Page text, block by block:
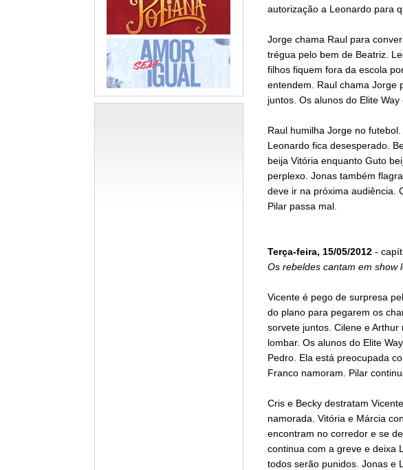
autorização a Leonardo para
Jorge chama Raul para
trégua pelo bem de Beatriz.
filhos fiquem fora da escola
entendem. Raul chama Jorge
juntos. Os alunos do Elite
Raul humilha Jorge no
Leonardo fica desesperado.
beija Vitória enquanto Guto
perplexo. Jonas também
deve ir na próxima audiência.
Pilar passa mal.
Terça-feira, 15/05/2012-
Os rebeldes cantam em show
Vicente é pego de surpresa
do plano para pegarem os
sorvete juntos. Cilene e
lombar. Os alunos do Elite
Pedro. Ela está preocupada
Franco namoram. Pilar
Cris e Becky destratam
namorada. Vitória e Márcia
encontram no corredor e se
continua com a greve e deixa
todos serão punidos. Jonas e